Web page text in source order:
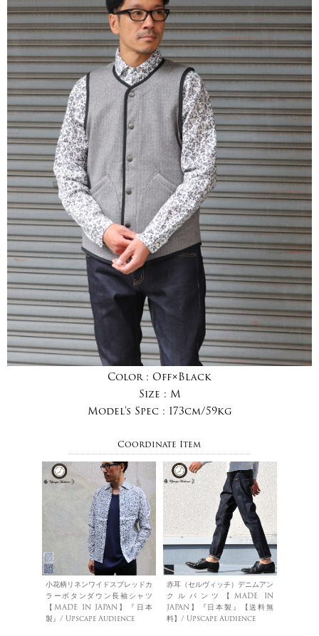
Color : Off×Black
Size : M
Model's Spec : 173cm/59kg
Coordinate Item
小花柄リネンワイドスプレッドカ
ラーボタンダウン長袖シャツ
【MADE IN JAPAN】『日本
製』/ Upscape Audience
赤耳（セルヴィッチ）デニムアン
クルパンツ【MADE IN
JAPAN】『日本製』【送料無
料】/ Upscape Audience